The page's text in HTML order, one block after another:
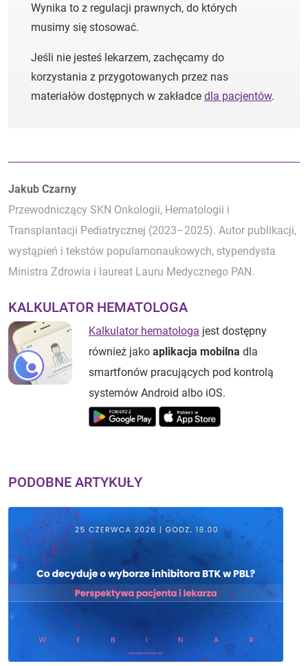
Wynika to z regulacji prawnych, do których
musimy się stosować.
Jeśli nie jesteś lekarzem, zachęcamy do
korzystania z przygotowanych przez nas
materiałów dostępnych w zakładce dla pacjentów.
Autorzy:
Jakub Czarny
Przewodniczący SKN Onkologii, Hematologii i
Transplantacji Pediatrycznej (2023–2025). Autor publikacji,
wystąpień i tekstów popularnonaukowych, stypendysta
Ministra Zdrowia i laureat Lauru Medycznego PAN.
KALKULATOR HEMATOLOGA
Kalkulator hematologa jest dostępny
również jako aplikacja mobilna dla
smartfonów pracujących pod kontrolą
systemów Android albo iOS.
PODOBNE ARTYKUŁY